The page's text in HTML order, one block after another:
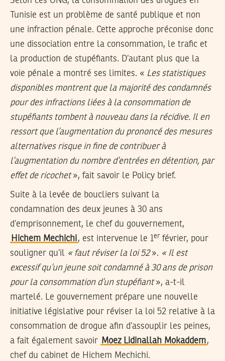
Tunisie est un problème de santé publique et non
une infraction pénale. Cette approche préconise donc
une dissociation entre la consommation, le trafic et
la production de stupéfiants. D’autant plus que la
voie pénale a montré ses limites. « Les statistiques
disponibles montrent que la majorité des condamnés
pour des infractions liées à la consommation de
stupéfiants tombent à nouveau dans la récidive. Il en
ressort que l’augmentation du prononcé des mesures
alternatives risque in fine de contribuer à
l’augmentation du nombre d’entrées en détention, par
effet de ricochet», fait savoir le Policy brief.
Suite à la levée de boucliers suivant la
condamnation des deux jeunes à 30 ans
d’emprisonnement, le chef du gouvernement,
Hichem Mechichi, est intervenue le 1er février, pour
souligner qu’il « faut réviser la loi 52». « Il est
excessif qu’un jeune soit condamné à 30 ans de prison
pour la consommation d’un stupéfiant», a-t-il
martelé. Le gouvernement prépare une nouvelle
initiative législative pour réviser la loi 52 relative à la
consommation de drogue afin d’assouplir les peines,
a fait également savoir Moez Lidinallah Mokaddem,
chef du cabinet de Hichem Mechichi.